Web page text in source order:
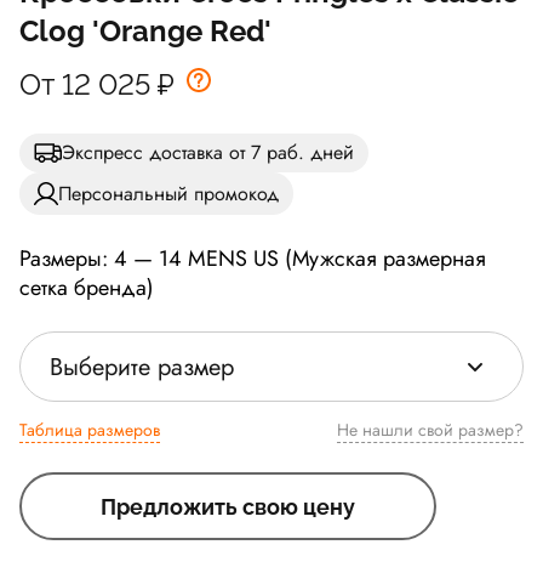
Clog 'Orange Red'
От 12 025 ₽
Экспресс доставка от 7 раб. дней
Персональный промокод
Размеры: 4 — 14 MENS US (Мужская размерная
сетка бренда)
Выберите размер
Таблица размеров Не нашли свой размер?
Предложить свою цену